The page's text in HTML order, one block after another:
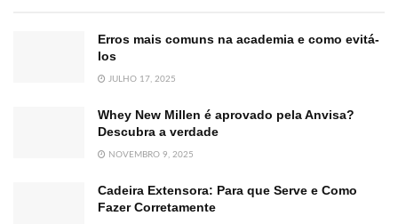
Erros mais comuns na academia e como evitá-
los
JULHO 17, 2025
Whey New Millen é aprovado pela Anvisa?
Descubra a verdade
NOVEMBRO 9, 2025
Cadeira Extensora: Para que Serve e Como
Fazer Corretamente